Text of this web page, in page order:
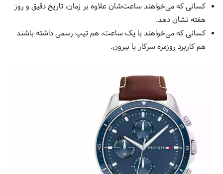
کسانی که می‌خواهند ساعت‌شان علاوه بر زمان، تاریخ دقیق و روز
هفته نشان دهد.
کسانی که می‌خواهند با یک ساعت، هم تیپ رسمی داشته باشند
هم کاربرد روزمره سرکار یا بیرون.